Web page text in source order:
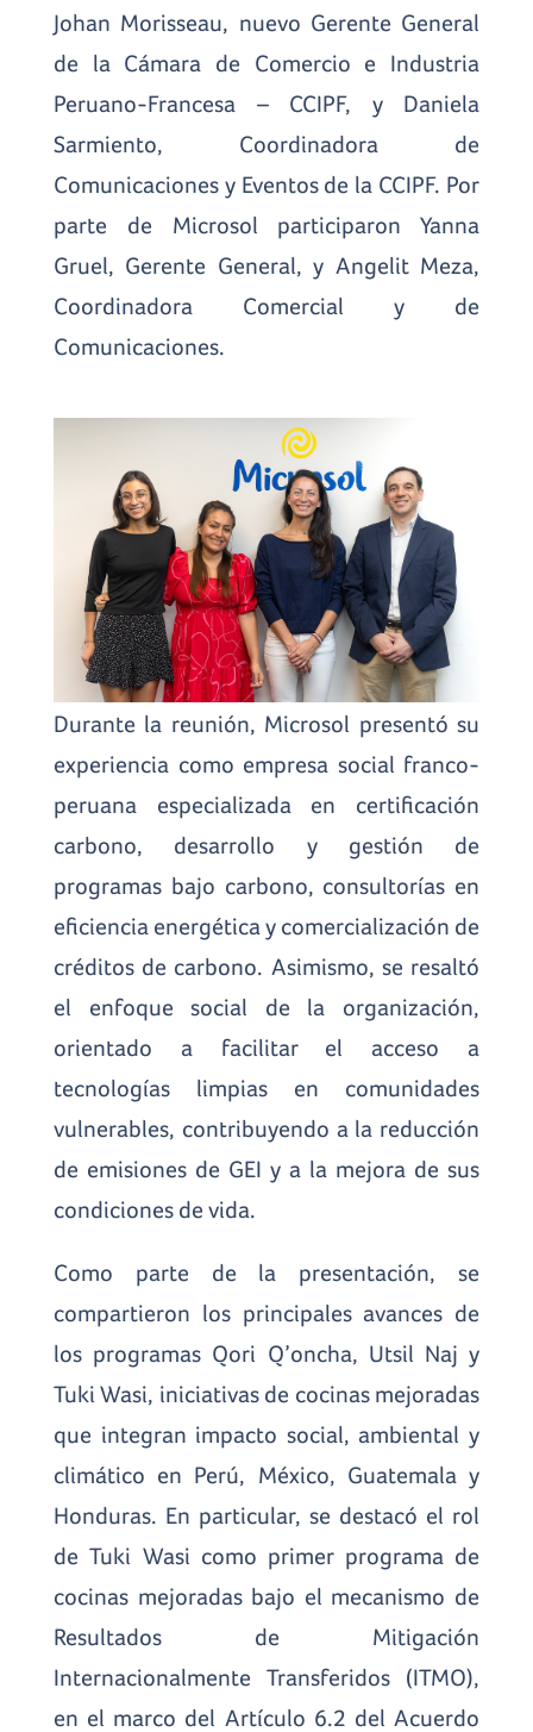
Johan Morisseau, nuevo Gerente General
de la Cámara de Comercio e Industria
Peruano-Francesa – CCIPF, y Daniela
Sarmiento, Coordinadora de
Comunicaciones y Eventos de la CCIPF. Por
parte de Microsol participaron Yanna
Gruel, Gerente General, y Angelit Meza,
Coordinadora Comercial y de
Comunicaciones.
Durante la reunión, Microsol presentó su
experiencia como empresa social franco-
peruana especializada en certificación
carbono, desarrollo y gestión de
programas bajo carbono, consultorías en
eficiencia energética y comercialización de
créditos de carbono. Asimismo, se resaltó
el enfoque social de la organización,
orientado a facilitar el acceso a
tecnologías limpias en comunidades
vulnerables, contribuyendo a la reducción
de emisiones de GEI y a la mejora de sus
condiciones de vida.
Como parte de la presentación, se
compartieron los principales avances de
los programas Qori Q’oncha, Utsil Naj y
Tuki Wasi, iniciativas de cocinas mejoradas
que integran impacto social, ambiental y
climático en Perú, México, Guatemala y
Honduras. En particular, se destacó el rol
de Tuki Wasi como primer programa de
cocinas mejoradas bajo el mecanismo de
Resultados de Mitigación
Internacionalmente Transferidos (ITMO),
en el marco del Artículo 6.2 del Acuerdo